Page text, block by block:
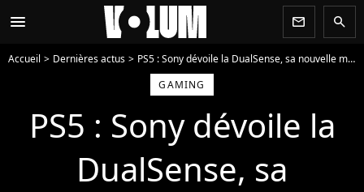
menu newsletter search
Accueil Dernières actus
PS5 : Sony dévoile la DualSense, sa nouvelle manette : les internautes se déchaînent
GAMING
PS5 : Sony dévoile la
DualSense, sa